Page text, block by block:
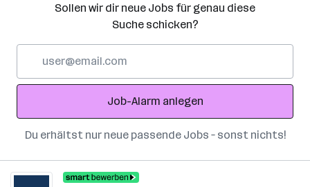
Sollen wir dir neue Jobs für genau diese
Suche schicken?
Adresse
Job-Alarm anlegen
Du erhältst nur neue passende Jobs – sonst nichts!